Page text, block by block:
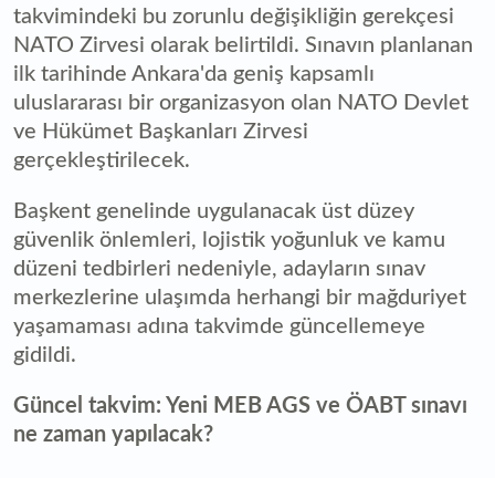
takvimindeki bu zorunlu değişikliğin gerekçesi
NATO Zirvesi olarak belirtildi. Sınavın planlanan
ilk tarihinde Ankara'da geniş kapsamlı
uluslararası bir organizasyon olan NATO Devlet
ve Hükümet Başkanları Zirvesi
gerçekleştirilecek.
Başkent genelinde uygulanacak üst düzey
güvenlik önlemleri, lojistik yoğunluk ve kamu
düzeni tedbirleri nedeniyle, adayların sınav
merkezlerine ulaşımda herhangi bir mağduriyet
yaşamaması adına takvimde güncellemeye
gidildi.
Güncel takvim: Yeni MEB AGS ve ÖABT sınavı
ne zaman yapılacak?